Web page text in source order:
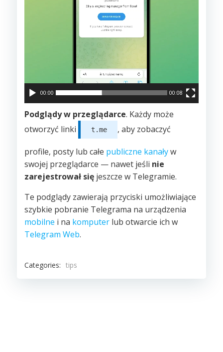
00:00 00:08
Podglądy w przeglądarce. Każdy może
otworzyć linki
t.me , aby zobaczyć
profile, posty lub całe publiczne kanaływ
swojej przeglądarce — nawet jeśli nie
zarejestrował się jeszcze w Telegramie.
Te podglądy zawierają przyciski umożliwiające
szybkie pobranie Telegrama na urządzenia
mobilne i na komputer lub otwarcie ich w
Telegram Web.
Categories: tips